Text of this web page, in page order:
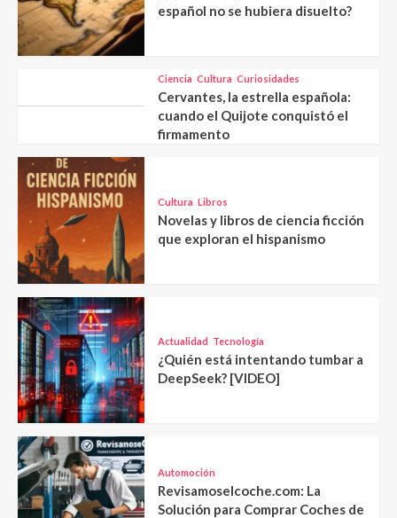
español no se hubiera disuelto?
Ciencia Cultura Curiosidades
Cervantes, la estrella española:
cuando el Quijote conquistó el
firmamento
Cultura Libros
Novelas y libros de ciencia ficción
que exploran el hispanismo
Actualidad Tecnología
¿Quién está intentando tumbar a
DeepSeek? [VIDEO]
Automoción
Revisamoselcoche.com: La
Solución para Comprar Coches de